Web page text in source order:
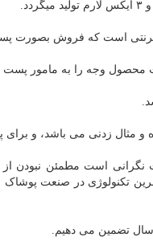
است که فروش بصورت
محصول وجه را به مامور پست
و مثال زدنی می باشد، و
است مطمئن نبودن
تکنولوژی در صنعت
سال تضمین می دهیم.